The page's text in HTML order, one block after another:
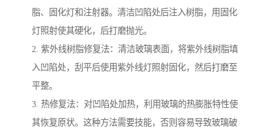
脂、固化灯和注射器。清洁凹陷处后注入树脂，用固化
灯照射使其硬化，后打磨抛光。
2. 紫外线树脂修复法：清洁玻璃表面，将紫外线树脂填
入凹陷处，刮平后使用紫外线灯照射固化，然后打磨至
平整。
3. 热修复法：对凹陷处加热，利用玻璃的热膨胀特性使
其恢复原状。这种方法需要技能，否则容易导致玻璃破